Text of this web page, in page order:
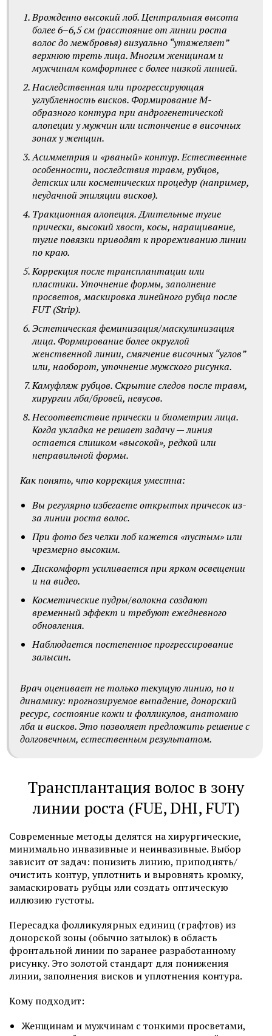
Врожденно высокий лоб. Центральная высота
более 6–6,5 см (расстояние от линии роста
волос до межбровья) визуально “утяжеляет”
верхнюю треть лица. Многим женщинам и
мужчинам комфортнее с более низкой линией.
Наследственная или прогрессирующая
углубленность висков. Формирование M-
образного контура при андрогенетической
алопеции у мужчин или истончение в височных
зонах у женщин.
Асимметрия и «рваный» контур. Естественные
особенности, последствия травм, рубцов,
детских или косметических процедур (например,
неудачной эпиляции висков).
Тракционная алопеция. Длительные тугие
прически, высокий хвост, косы, наращивание,
тугие повязки приводят к прореживанию линии
по краю.
Коррекция после трансплантации или
пластики. Уточнение формы, заполнение
просветов, маскировка линейного рубца после
FUT (Strip).
Эстетическая феминизация/маскулинизация
лица. Формирование более округлой
женственной линии, смягчение височных “углов”
или, наоборот, уточнение мужского рисунка.
Камуфляж рубцов. Скрытие следов после травм,
хирургии лба/бровей, невусов.
Несоответствие прически и биометрии лица.
Когда укладка не решает задачу — линия
остается слишком «высокой», редкой или
неправильной формы.
Как понять, что коррекция уместна:
Вы регулярно избегаете открытых причесок из-
за линии роста волос.
При фото без челки лоб кажется «пустым» или
чрезмерно высоким.
Дискомфорт усиливается при ярком освещении
и на видео.
Косметические пудры/волокна создают
временный эффект и требуют ежедневного
обновления.
Наблюдается постепенное прогрессирование
залысин.
Врач оценивает не только текущую линию, но и
динамику: прогнозируемое выпадение, донорский
ресурс, состояние кожи и фолликулов, анатомию
лба и висков. Это позволяет предложить решение с
долговечным, естественным результатом.
Трансплантация волос в зону
линии роста (FUE, DHI, FUT)
Современные методы делятся на хирургические,
минимально инвазивные и неинвазивные. Выбор
зависит от задач: понизить линию, приподнять/
очистить контур, уплотнить и выровнять кромку,
замаскировать рубцы или создать оптическую
иллюзию густоты.
Пересадка фолликулярных единиц (графтов) из
донорской зоны (обычно затылок) в область
фронтальной линии по заранее разработанному
рисунку. Это золотой стандарт для понижения
линии, заполнения висков и уплотнения контура.
Кому подходит:
Женщинам и мужчинам с тонкими просветами,